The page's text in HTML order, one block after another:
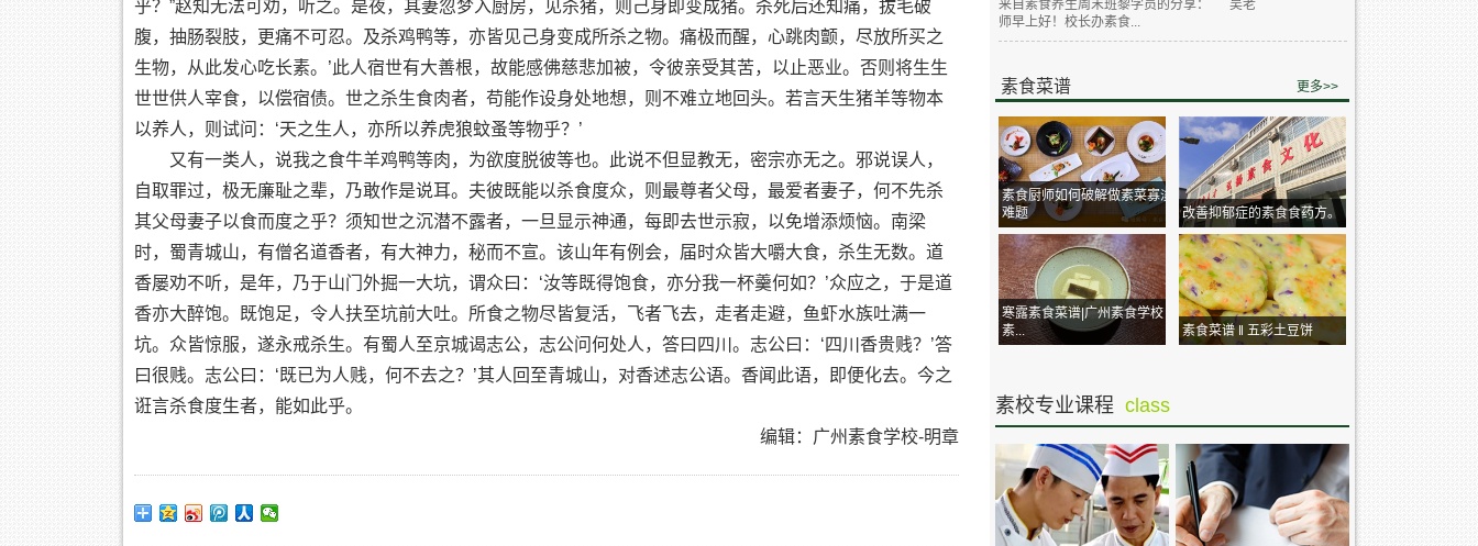
来自素食养生周末班黎学员的分享： 吴老
师早上好！校长办素食...
素食菜谱 更多>>
素食厨师如何破解做素菜寡淡
难题
改善抑郁症的素食食药方。
寒露素食菜谱|广州素食学校
素...
素食菜谱 ‖ 五彩土豆饼
素校专业课程 class
乎？”赵知无法可劝，听之。是夜，其妻忽梦入厨房，见杀猪，则己身即变成猪。杀死后还知痛，拔毛破
腹，抽肠裂肢，更痛不可忍。及杀鸡鸭等，亦皆见己身变成所杀之物。痛极而醒，心跳肉颤，尽放所买之
生物，从此发心吃长素。’此人宿世有大善根，故能感佛慈悲加被，令彼亲受其苦，以止恶业。否则将生生
世世供人宰食，以偿宿债。世之杀生食肉者，苟能作设身处地想，则不难立地回头。若言天生猪羊等物本
以养人，则试问：‘天之生人，亦所以养虎狼蚊蚤等物乎？’
又有一类人，说我之食牛羊鸡鸭等肉，为欲度脱彼等也。此说不但显教无，密宗亦无之。邪说误人，
自取罪过，极无廉耻之辈，乃敢作是说耳。夫彼既能以杀食度众，则最尊者父母，最爱者妻子，何不先杀
其父母妻子以食而度之乎？须知世之沉潜不露者，一旦显示神通，每即去世示寂，以免增添烦恼。南梁
时，蜀青城山，有僧名道香者，有大神力，秘而不宣。该山年有例会，届时众皆大嚼大食，杀生无数。道
香屡劝不听，是年，乃于山门外掘一大坑，谓众曰：‘汝等既得饱食，亦分我一杯羹何如？’众应之，于是道
香亦大醉饱。既饱足，令人扶至坑前大吐。所食之物尽皆复活，飞者飞去，走者走避，鱼虾水族吐满一
坑。众皆惊服，遂永戒杀生。有蜀人至京城谒志公，志公问何处人，答曰四川。志公曰：‘四川香贵贱？’答
曰很贱。志公曰：‘既已为人贱，何不去之？’其人回至青城山，对香述志公语。香闻此语，即便化去。今之
诳言杀食度生者，能如此乎。
编辑：广州素食学校-明章